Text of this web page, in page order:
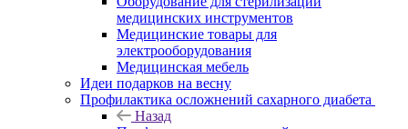
медицинских инструментов
Медицинские товары для
электрооборудования
Медицинская мебель
Идеи подарков на весну
Профилактика осложнений сахарного диабета
Назад